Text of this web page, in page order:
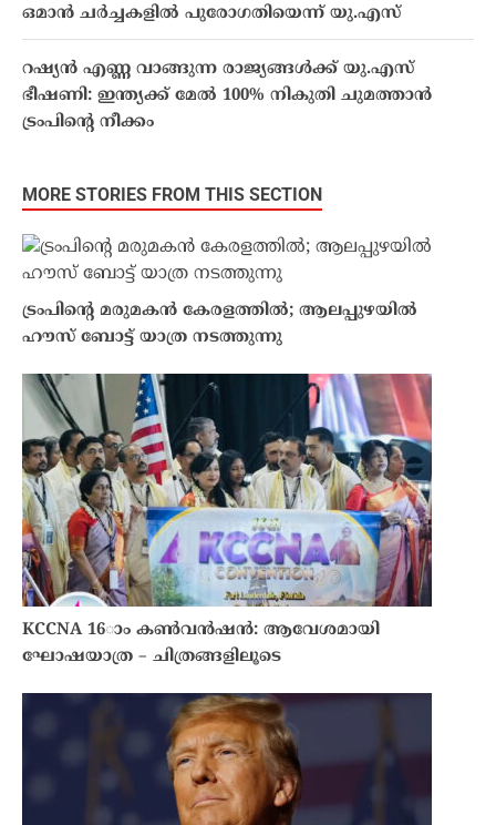
ഒമാൻ ചർച്ചകളിൽ പുരോഗതിയെന്ന് യു.എസ്
റഷ്യൻ എണ്ണ വാങ്ങുന്ന രാജ്യങ്ങൾക്ക് യു.എസ്
ഭീഷണി: ഇന്ത്യക്ക് മേൽ 100% നികുതി ചുമത്താൻ
ട്രംപിൻ്റെ നീക്കം
MORE STORIES FROM THIS SECTION
ട്രംപിന്റെ മരുമകന്‍ കേരളത്തിൽ; ആലപ്പുഴയിൽ
ഹൗസ് ബോട്ട് യാത്ര നടത്തുന്നു
KCCNA 16ാം കൺവൻഷൻ: ആവേശമായി
ഘോഷയാത്ര – ചിത്രങ്ങളിലൂടെ